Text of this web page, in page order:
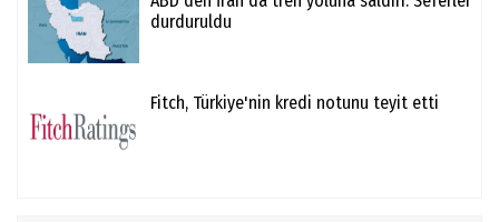
durduruldu
Fitch, Türkiye'nin kredi notunu teyit etti